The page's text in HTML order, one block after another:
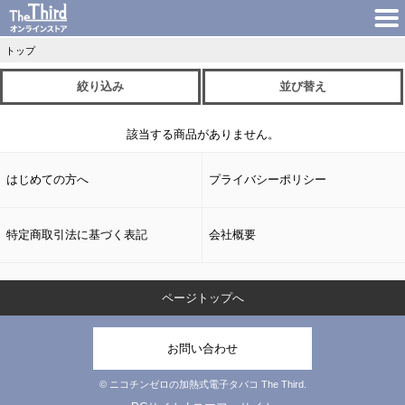
トップ
絞り込み 並び替え
該当する商品がありません。
はじめての方へ プライバシーポリシー
特定商取引法に基づく表記 会社概要
ページトップへ
お問い合わせ
© ニコチンゼロの加熱式電子タバコ The Third.